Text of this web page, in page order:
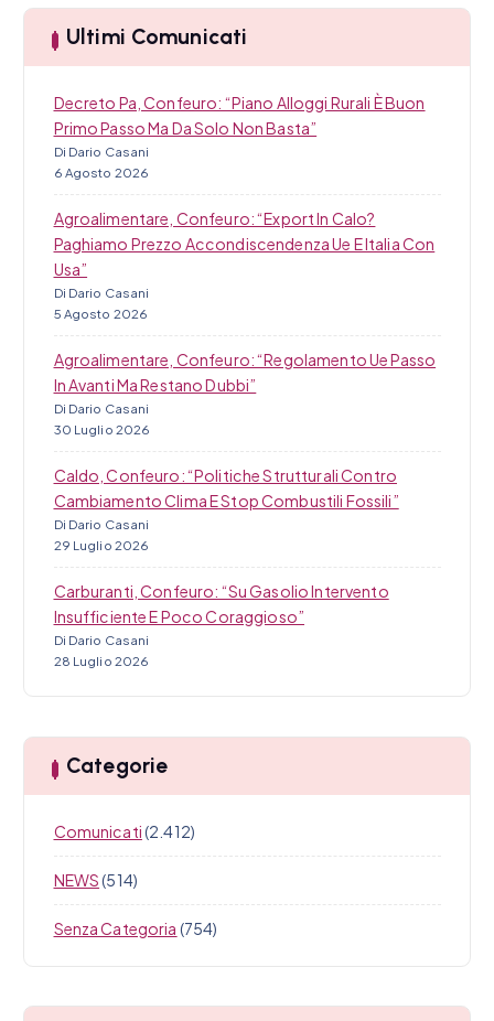
o
l
a
Ultimi Comunicati
Decreto Pa, Confeuro: “Piano Alloggi Rurali È Buon
Primo Passo Ma Da Solo Non Basta”
Di Dario Casani
6 Agosto 2026
Agroalimentare, Confeuro: “Export In Calo?
Paghiamo Prezzo Accondiscendenza Ue E Italia Con
Usa”
Di Dario Casani
5 Agosto 2026
Agroalimentare, Confeuro: “Regolamento Ue Passo
In Avanti Ma Restano Dubbi”
Di Dario Casani
30 Luglio 2026
Caldo, Confeuro: “Politiche Strutturali Contro
Cambiamento Clima E Stop Combustili Fossili”
Di Dario Casani
29 Luglio 2026
Carburanti, Confeuro: “Su Gasolio Intervento
Insufficiente E Poco Coraggioso”
Di Dario Casani
28 Luglio 2026
Categorie
Comunicati(2.412)
NEWS(514)
Senza Categoria (754)